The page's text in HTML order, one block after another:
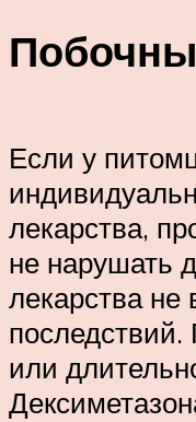
Если у
лекарства,
не нарушать
лекарства не
или